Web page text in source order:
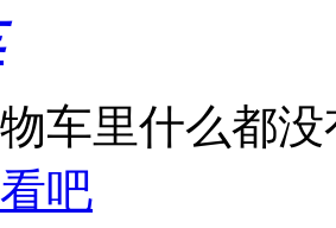
车里什么都没
吧